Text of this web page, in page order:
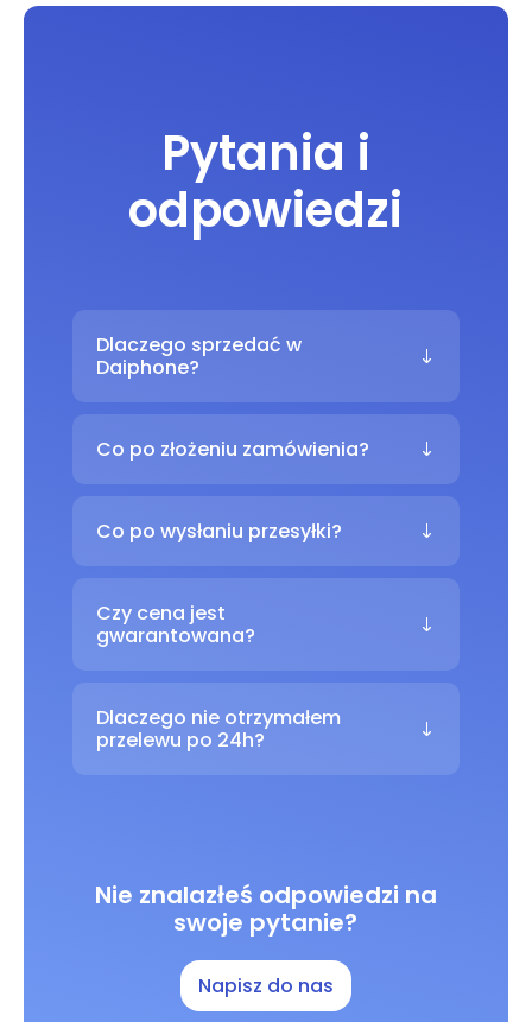
Pytania i
odpowiedzi
Dlaczego sprzedać w
Daiphone?
Co po złożeniu zamówienia?
Co po wysłaniu przesyłki?
Czy cena jest
gwarantowana?
Dlaczego nie otrzymałem
przelewu po 24h?
Nie znalazłeś odpowiedzi na
swoje pytanie?
Napisz do nas